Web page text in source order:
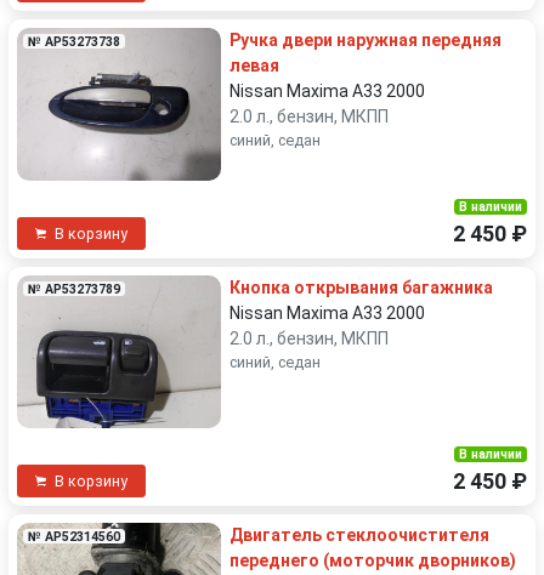
№ AP53273738
Ручка двери наружная передняя
левая
Nissan Maxima A33 2000
2.0 л., бензин, МКПП
синий, седан
В корзину
В наличии
2 450 ₽
№ AP53273789
Кнопка открывания багажника
Nissan Maxima A33 2000
2.0 л., бензин, МКПП
синий, седан
В корзину
В наличии
2 450 ₽
№ AP52314560
Двигатель стеклоочистителя
переднего (моторчик дворников)